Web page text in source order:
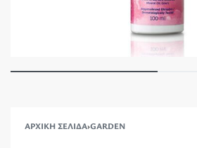
ΑΡΧΙΚΉ ΣΕΛΊΔΑ›GARDEN